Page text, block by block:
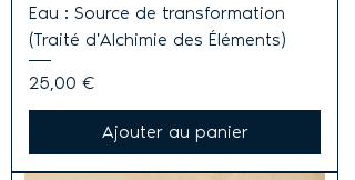
Eau : Source de transformation
(Traité d'Alchimie des Éléments)
Prix
25,00 €
Ajouter au panier